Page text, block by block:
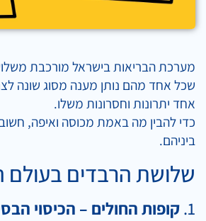
מערכת הבריאות בישראל מורכבת
שכל אחד מהם נותן מענה מסוג שונה
אחד יתרונות וחסרונות משלו.
כדי להבין מה באמת מכוסה ואיפה,
ביניהם.
שלושת הרבדים בעולם
1. קופות החולים – הכיסוי